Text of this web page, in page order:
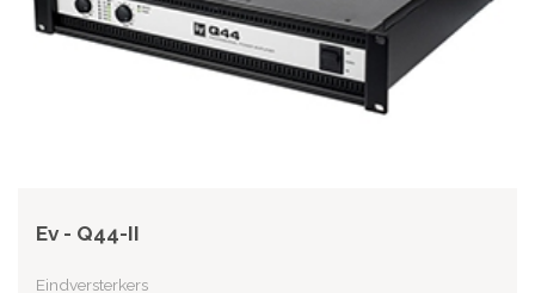
Ev - Q44-II
Eindversterkers